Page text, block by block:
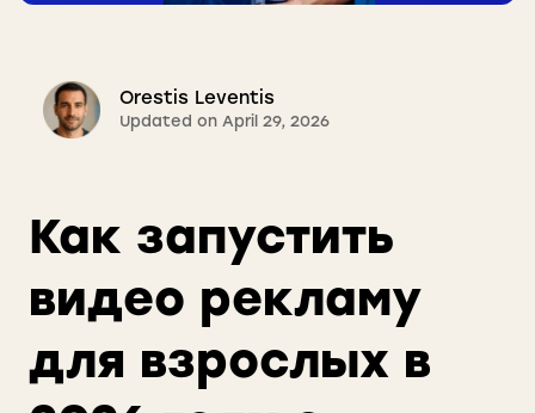
Orestis Leventis
Updated on April 29, 2026
Как запустить
видео рекламу
для взрослых в